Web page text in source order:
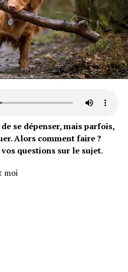
se dépenser, mais parfois,
Alors comment faire ?
questions sur le sujet.
moi